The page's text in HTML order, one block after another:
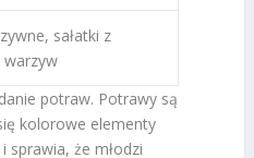
sałatki z
warzyw
potraw. Potrawy są
kolorowe elementy
sprawia, że młodzi